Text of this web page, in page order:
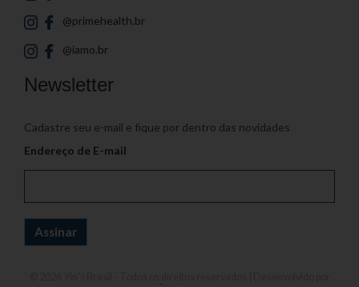
@primehealth.br
@iamo.br
Newsletter
Cadastre seu e-mail e fique por dentro das novidades
Endereço de E-mail